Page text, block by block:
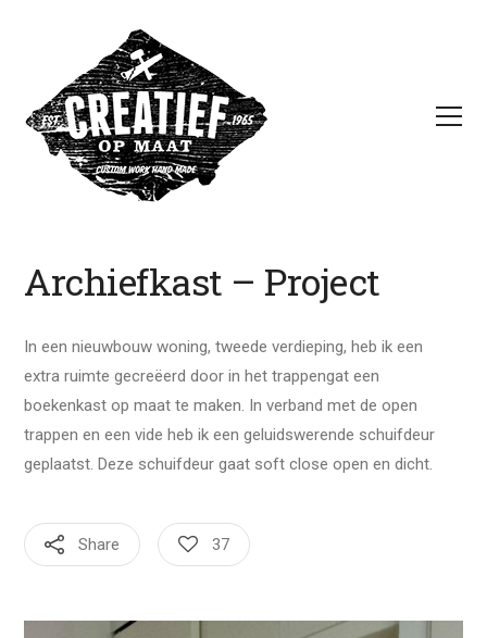
Archiefkast – Project
In een nieuwbouw woning, tweede verdieping, heb ik een
extra ruimte gecreëerd door in het trappengat een
boekenkast op maat te maken. In verband met de open
trappen en een vide heb ik een geluidswerende schuifdeur
geplaatst. Deze schuifdeur gaat soft close open en dicht.
Share 37